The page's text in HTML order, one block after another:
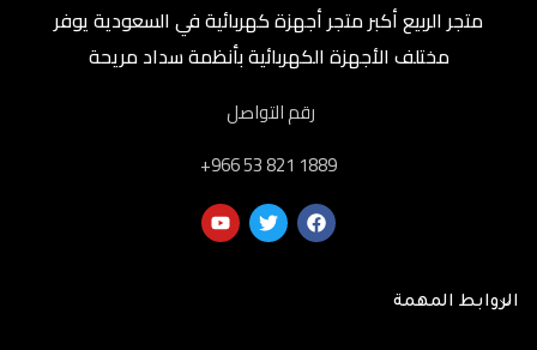
متجر الربيع أكبر متجر أجهزة كهربائية في السعودية يوفر
مختلف الأجهزة الكهربائية بأنظمة سداد مريحة
رقم التواصل
‎+966 53 821 1889
الروابط المهمة